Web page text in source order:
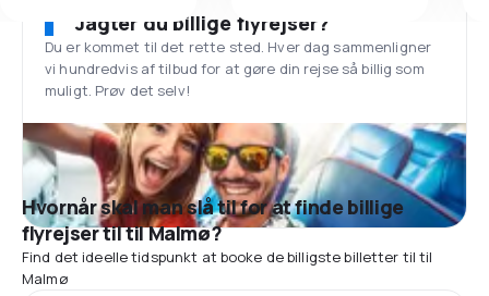
Jagter du billige flyrejser?
Du er kommet til det rette sted. Hver dag sammenligner
vi hundredvis af tilbud for at gøre din rejse så billig som
muligt. Prøv det selv!
Hvornår skal man slå til for at finde billige
flyrejser til til Malmø?
Find det ideelle tidspunkt at booke de billigste billetter til til
Malmø